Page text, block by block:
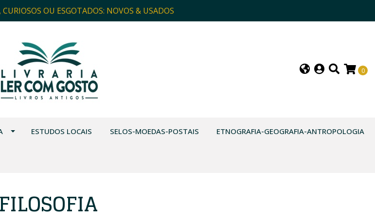
OU ESGOTADOS: NOVOS & USADOS
0
ESTUDOS LOCAIS SELOS-MOEDAS-POSTAIS ETNOGRAFIA-GEOGRAFIA-ANTROPOLOGIA
FILOSOFIA